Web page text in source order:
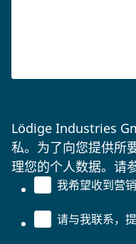
Lödige Industries
私。为了向您提供所
理您的个人数据。请
我希望收到营
请与我联系，